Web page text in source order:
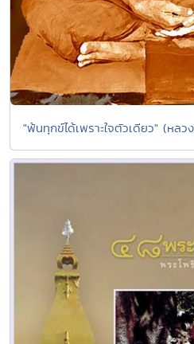
"พ้นทุกข์ได้เพราะใจตัวเดียว" (หลว